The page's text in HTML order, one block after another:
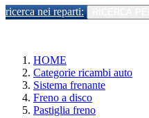
ricerca nei reparti:
HOME
Categorie ricambi auto
Sistema frenante
Freno a disco
Pastiglia freno